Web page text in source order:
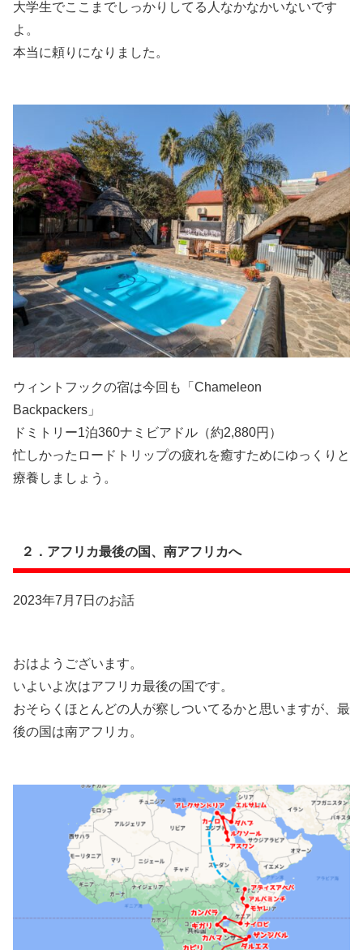
大学生でここまでしっかりしてる人なかなかいないです
よ。
本当に頼りになりました。
ウィントフックの宿は今回も「Chameleon
Backpackers」
ドミトリー1泊360ナミビアドル（約2,880円）
忙しかったロードトリップの疲れを癒すためにゆっくりと
療養しましょう。
２．アフリカ最後の国、南アフリカへ
2023年7月7日のお話
おはようございます。
いよいよ次はアフリカ最後の国です。
おそらくほとんどの人が察しついてるかと思いますが、最
後の国は南アフリカ。